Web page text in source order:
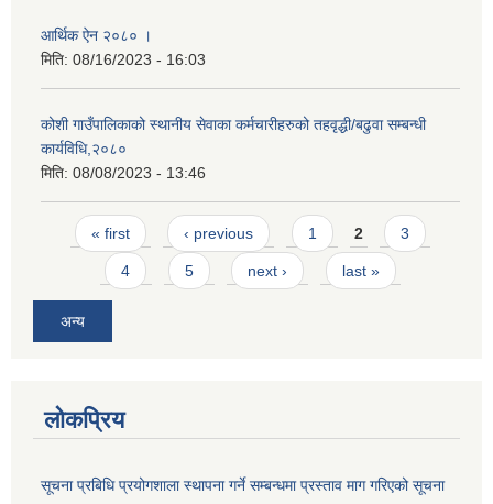
आर्थिक ऐन २०८० ।
मिति: 08/16/2023 - 16:03
कोशी गाउँपालिकाको स्थानीय सेवाका कर्मचारीहरुको तहवृद्धी/बढुवा सम्बन्धी
कार्यविधि,२०८०
मिति: 08/08/2023 - 13:46
Pages
« first ‹ previous 1 2 3
4 5 next › last »
अन्य
लोकप्रिय
सूचना प्रबिधि प्रयोगशाला स्थापना गर्ने सम्बन्धमा प्रस्ताव माग गरिएको सूचना